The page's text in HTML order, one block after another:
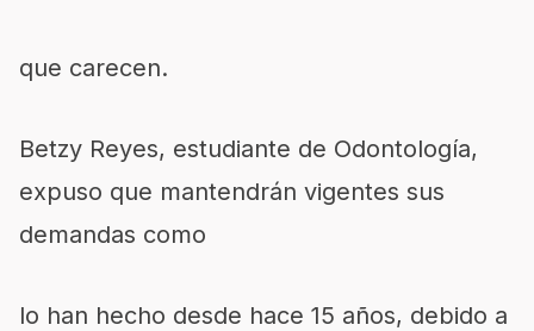
que carecen.
Betzy Reyes, estudiante de Odontología,
expuso que mantendrán vigentes sus
demandas como
lo han hecho desde hace 15 años, debido a